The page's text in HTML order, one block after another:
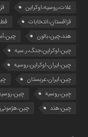
غلات،روسیه،اوکراین
قزاقستان،انتخابات
هند،چین،بالون
چین،اوکراین،جنگ،ر.سیه
چین،ایران،اوکراین،روسیه
چین،ایران،عربستان
چین،روسیه
چین،هند